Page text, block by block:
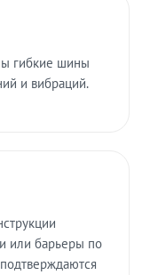
гибкие шины
и вибраций.
или барьеры по